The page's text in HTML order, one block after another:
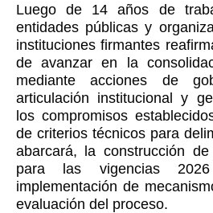
Luego de 14 años de
entidades públicas y
instituciones firmantes
de avanzar en la
mediante acciones de
articulación institucional y
los compromisos
de criterios técnicos para
abarcará, la construcción
para las vigencias
implementación de
evaluación del proceso.